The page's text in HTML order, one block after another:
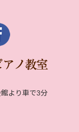
より車で3分